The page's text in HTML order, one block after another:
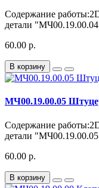
Содержание
детали
60.00 р.
В корзину
МЧ00.19.00.05
Содержание
детали
60.00 р.
В корзину